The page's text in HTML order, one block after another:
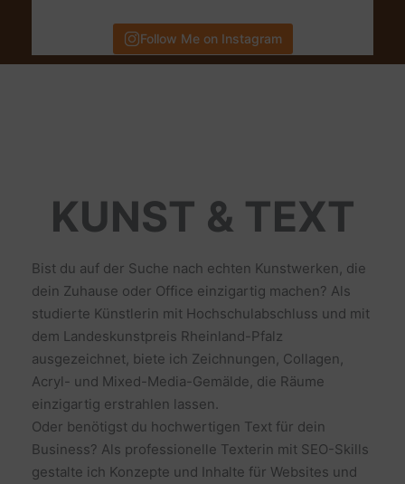
Follow Me on Instagram
KUNST & TEXT
Bist du auf der Suche nach echten Kunstwerken, die
dein Zuhause oder Office einzigartig machen? Als
studierte Künstlerin mit Hochschulabschluss und mit
dem Landeskunstpreis Rheinland-Pfalz
ausgezeichnet, biete ich Zeichnungen, Collagen,
Acryl- und Mixed-Media-Gemälde, die Räume
einzigartig erstrahlen lassen.
Oder benötigst du hochwertigen Text für dein
Business? Als professionelle Texterin mit SEO-Skills
gestalte ich Konzepte und Inhalte für Websites und